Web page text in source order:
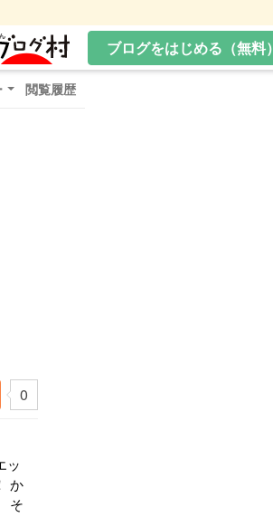
ブログをはじめる（無料）
閲覧履歴
0
ッ
か
そ